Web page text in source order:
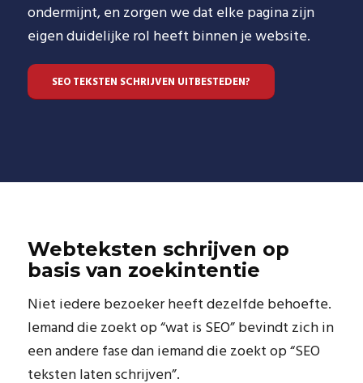
ondermijnt, en zorgen we dat elke pagina zijn
eigen duidelijke rol heeft binnen je website.
SEO TEKSTEN SCHRIJVEN UITBESTEDEN?
Webteksten schrijven op
basis van zoekintentie
Niet iedere bezoeker heeft dezelfde behoefte.
Iemand die zoekt op “wat is SEO” bevindt zich in
een andere fase dan iemand die zoekt op “SEO
teksten laten schrijven”.